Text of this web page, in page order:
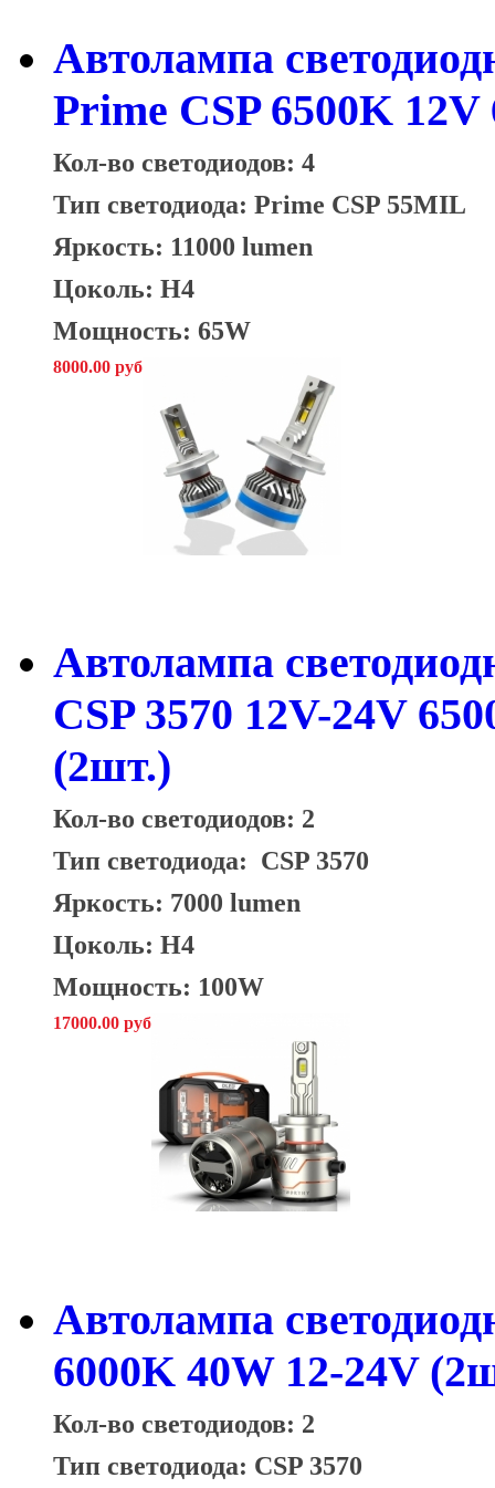
Автолампа
Prime CSP 6500K
Кол-во светодиодов: 4
Тип светодиода: Prime CSP 55MIL
Яркость: 11000 lumen
Цоколь: H4
Мощность: 65W
8000.00 руб
Автолампа
CSP 3570 12V-24V
(2шт.)
Кол-во светодиодов: 2
Тип светодиода: CSP 3570
Яркость: 7000 lumen
Цоколь: H4
Мощность: 100W
17000.00 руб
Автолампа
6000K 40W 12-24V
Кол-во светодиодов: 2
Тип светодиода: CSP 3570